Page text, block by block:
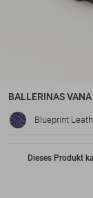
BALLERINASVANA
Blueprint
Dieses Produkt